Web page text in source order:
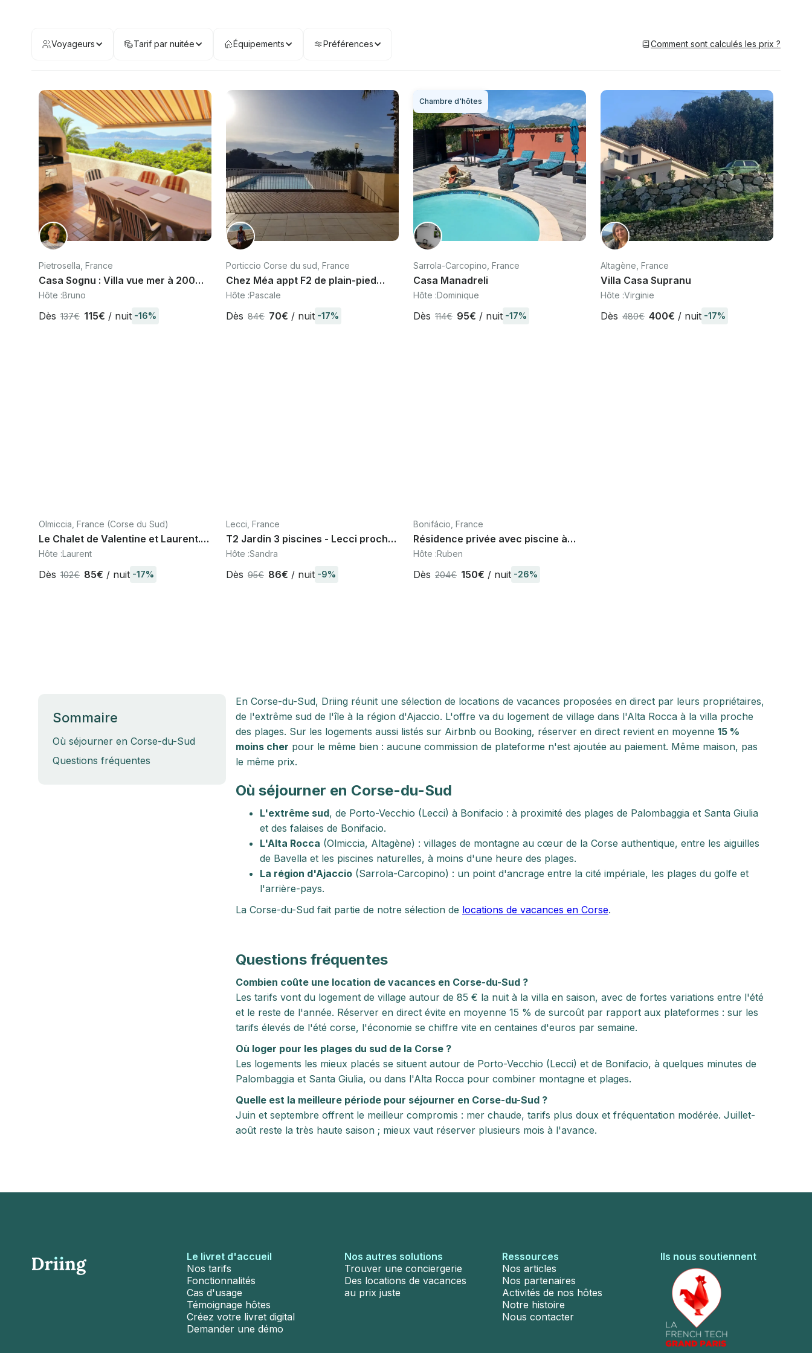
Voyageurs Tarif par nuitée Équipements Préférences Comment sont calculés les prix ?
Pietrosella, France
Casa Sognu : Villa vue mer à 200m
plage d'Agosta à Pietrosella / Golfe
Hôte :Bruno
Dès 137€ 115€ / nuit -16%
Porticcio Corse du sud, France
Chez Méa appt F2 de plain-pied
climatisé à Porticcio Corse du Sud
Hôte :Pascale
Dès 84€ 70€ / nuit -17%
Chambre d'hôtes
Sarrola-Carcopino, France
Casa Manadreli
Hôte :Dominique
Dès 114€ 95€ / nuit -17%
Altagène, France
Villa Casa Supranu
Hôte :Virginie
Dès 480€ 400€ / nuit -17%
Olmiccia, France (Corse du Sud)
Le Chalet de Valentine et Laurent.
Alta Rocca. Corse du Sud
Hôte :Laurent
Dès 102€ 85€ / nuit -17%
Lecci, France
T2 Jardin 3 piscines - Lecci proche
Porto vecchio, plages Corse du Sud
Hôte :Sandra
Dès 95€ 86€ / nuit -9%
Bonifácio, France
Résidence privée avec piscine à
Bonifácio
Hôte :Ruben
Dès 204€ 150€ / nuit -26%
Sommaire
Où séjourner en Corse-du-Sud
Questions fréquentes
En Corse-du-Sud, Driing réunit une sélection de locations de vacances proposées en direct par leurs propriétaires,
de l'extrême sud de l'île à la région d'Ajaccio. L'offre va du logement de village dans l'Alta Rocca à la villa proche
des plages. Sur les logements aussi listés sur Airbnb ou Booking, réserver en direct revient en moyenne 15 %
moins cher pour le même bien : aucune commission de plateforme n'est ajoutée au paiement. Même maison, pas
le même prix.
Où séjourner en Corse-du-Sud
L'extrême sud, de Porto-Vecchio (Lecci) à Bonifacio : à proximité des plages de Palombaggia et Santa Giulia
et des falaises de Bonifacio.
L'Alta Rocca (Olmiccia, Altagène) : villages de montagne au cœur de la Corse authentique, entre les aiguilles
de Bavella et les piscines naturelles, à moins d'une heure des plages.
La région d'Ajaccio(Sarrola-Carcopino) : un point d'ancrage entre la cité impériale, les plages du golfe et
l'arrière-pays.
La Corse-du-Sud fait partie de notre sélection de locations de vacances en Corse.
Questions fréquentes
Combien coûte une location de vacances en Corse-du-Sud ?
Les tarifs vont du logement de village autour de 85 € la nuit à la villa en saison, avec de fortes variations entre l'été
et le reste de l'année. Réserver en direct évite en moyenne 15 % de surcoût par rapport aux plateformes : sur les
tarifs élevés de l'été corse, l'économie se chiffre vite en centaines d'euros par semaine.
Où loger pour les plages du sud de la Corse ?
Les logements les mieux placés se situent autour de Porto-Vecchio (Lecci) et de Bonifacio, à quelques minutes de
Palombaggia et Santa Giulia, ou dans l'Alta Rocca pour combiner montagne et plages.
Quelle est la meilleure période pour séjourner en Corse-du-Sud ?
Juin et septembre offrent le meilleur compromis : mer chaude, tarifs plus doux et fréquentation modérée. Juillet-
août reste la très haute saison ; mieux vaut réserver plusieurs mois à l'avance.
Le livret d'accueil
Nos tarifs
Fonctionnalités
Cas d'usage
Témoignage hôtes
Créez votre livret digital
Demander une démo
Nos autres solutions
Trouver une conciergerie
Des locations de vacances
au prix juste
Ressources
Nos articles
Nos partenaires
Activités de nos hôtes
Notre histoire
Nous contacter
Ils nous soutiennent